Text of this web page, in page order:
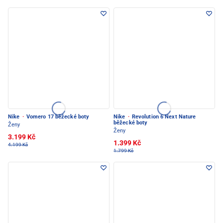
Nike · Vomero 17 běžecké boty
Ženy
3.199 Kč
4.199 Kč
Nike · Revolution 6 Next Nature
běžecké boty
Ženy
1.399 Kč
1.799 Kč